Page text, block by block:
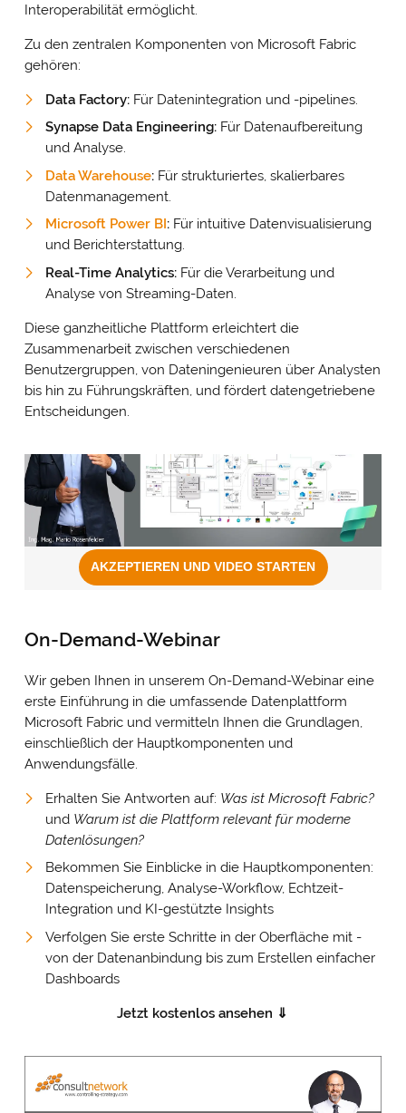
Interoperabilität ermöglicht.
Zu den zentralen Komponenten von Microsoft Fabric
gehören:
Data Factory:Für Datenintegration und -pipelines.
Synapse Data Engineering:Für Datenaufbereitung
und Analyse.
Data Warehouse:Für strukturiertes, skalierbares
Datenmanagement.
Microsoft Power BI :Für intuitive Datenvisualisierung
und Berichterstattung.
Real-Time Analytics:Für die Verarbeitung und
Analyse von Streaming-Daten.
Diese ganzheitliche Plattform erleichtert die
Zusammenarbeit zwischen verschiedenen
Benutzergruppen, von Dateningenieuren über Analysten
bis hin zu Führungskräften, und fördert datengetriebene
Entscheidungen.
On-Demand-Webinar
Wir geben Ihnen in unserem On-Demand-Webinar eine
erste Einführung in die umfassende Datenplattform
Microsoft Fabric und vermitteln Ihnen die Grundlagen,
einschließlich der Hauptkomponenten und
Anwendungsfälle.
Erhalten Sie Antworten auf: Was ist Microsoft Fabric?
und Warum ist die Plattform relevant für moderne
Datenlösungen?
Bekommen Sie Einblicke in die Hauptkomponenten:
Datenspeicherung, Analyse-Workflow, Echtzeit-
Integration und KI-gestützte Insights
Verfolgen Sie erste Schritte in der Oberfläche mit -
von der Datenanbindung bis zum Erstellen einfacher
Dashboards
Jetzt kostenlos ansehen ⇓